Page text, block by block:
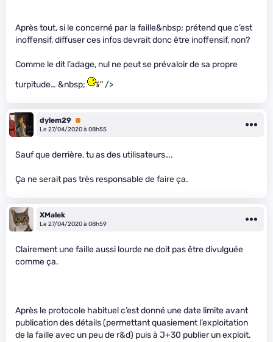
Après tout, si le concerné par la faille&nbsp; prétend que c’est
inoffensif, diffuser ces infos devrait donc être inoffensif, non?
Comme le dit l’adage, nul ne peut se prévaloir de sa propre
turpitude… &nbsp;
" />
dylem29 Premium
Le 27/04/2020 à 08h55
Sauf que derrière, tu as des utilisateurs….
Ça ne serait pas très responsable de faire ça.
XMalek
Le 27/04/2020 à 08h59
Clairement une faille aussi lourde ne doit pas être divulguée
comme ça.
Après le protocole habituel c’est donné une date limite avant
publication des détails (permettant quasiement l’exploitation
de la faille avec un peu de r&d) puis à J+30 publier un exploit.